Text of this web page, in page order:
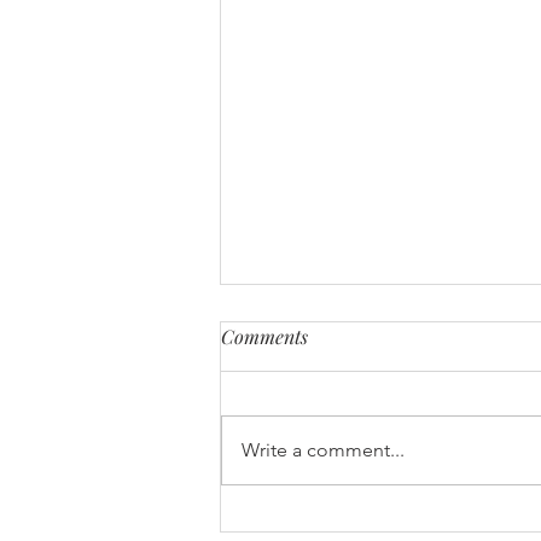
সজনেফুল - আর - পোস্ত - দিয়ে -
Comments
Write a comment...